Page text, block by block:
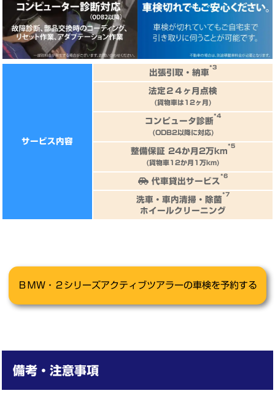
サービス内容
出張引取・納車
*3
法定２４ヶ月点検
(貨物車は12ヶ月)
コンピュータ診断
*4
(ODB2以降に対応)
整備保証 24か月2万km
*5
(貨物車12か月1万km)
代車貸出サービス
*6
洗車・車内清掃・除菌
*7
ホイールクリーニング
備考・注意事項